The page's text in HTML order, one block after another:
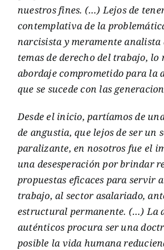
nuestros fines. (…) Lejos de
contemplativa de la
narcisista y meramente analista
temas de derecho del trabajo, lo
abordaje comprometido para la
que se sucede con las
Desde el inicio, partíamos de
de angustia, que lejos de ser un
paralizante, en nosotros fue el
una desesperación por brindar
propuestas eficaces para servir
trabajo, al sector asalariado,
estructural permanente. (…) La
auténticos procura ser una
posible la vida humana